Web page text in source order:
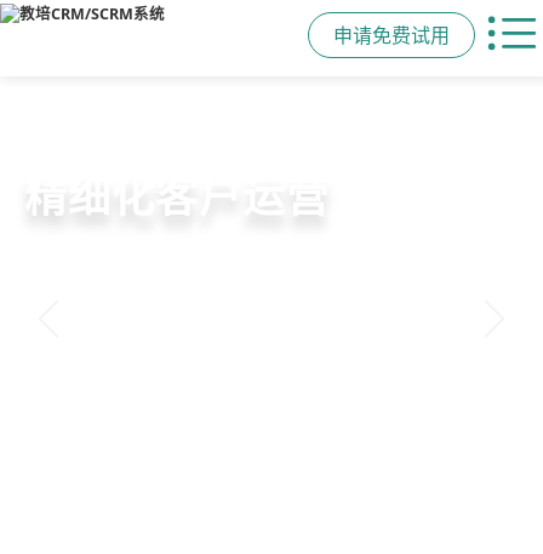
申请免费试用
以学员为中心，打通从引流、转化、
智能销售漏斗
精细化客户运营
私域招生与裂变